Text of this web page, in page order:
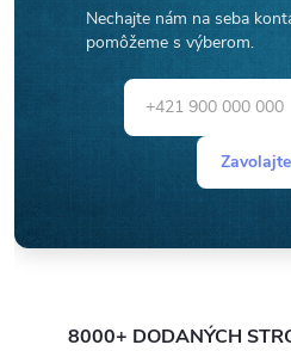
Nechajte nám na seba
pomôžeme s výberom.
8000+ DODANÝCH